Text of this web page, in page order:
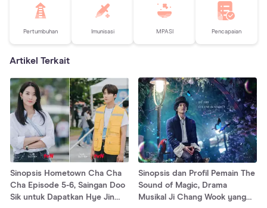
Pertumbuhan Imunisasi MPASI Pencapaian
Artikel Terkait
Sinopsis Hometown Cha Cha
Cha Episode 5-6, Saingan Doo
Sik untuk Dapatkan Hye Jin
Sinopsis dan Profil Pemain The
Sound of Magic, Drama
Musikal Ji Chang Wook yang